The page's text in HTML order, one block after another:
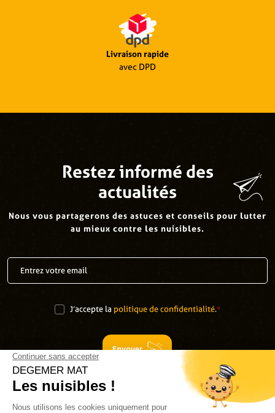
Livraison rapide
avec DPD
Restez informé des
actualités
Nous vous partagerons des astuces et conseils pour lutter
au mieux contre les nuisibles.
J’accepte la politique de confidentialité.*
Envoyer
Suivez-nous